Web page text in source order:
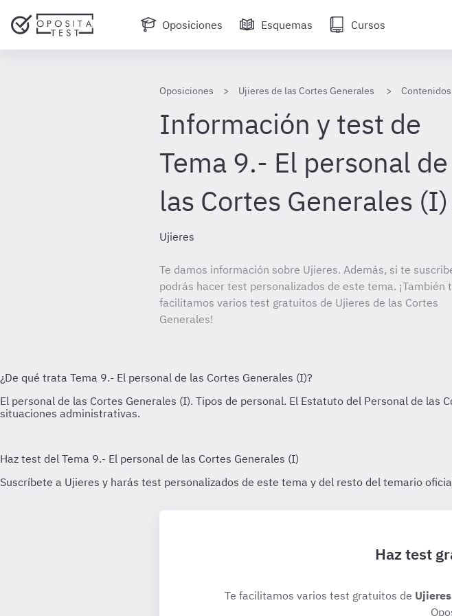
Oposiciones Esquemas Cursos
Oposiciones Ujieres de las Cortes Generales Contenidos
Información y test de
Tema 9.- El personal de
las Cortes Generales (I)
Ujieres
Te damos información sobre Ujieres. Además, si te
podrás hacer test personalizados de este tema. ¡También
facilitamos varios test gratuitos de Ujieres de las Cortes
Generales!
Haz test
Te facilitamos varios test gratuitos de